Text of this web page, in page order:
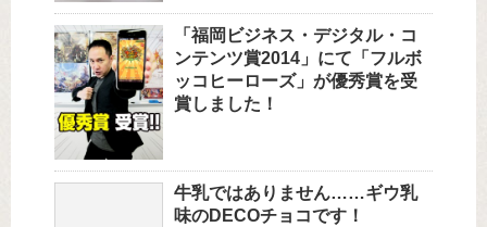
「福岡ビジネス・デジタル・コ
ンテンツ賞2014」にて「フルボ
ッコヒーローズ」が優秀賞を受
賞しました！
牛乳ではありません……ギウ乳
味のDECOチョコです！